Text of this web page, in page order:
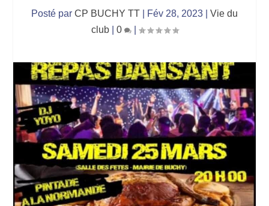
Posté par CP BUCHY TT Fév 28, 2023
Vie du
club| 0 |